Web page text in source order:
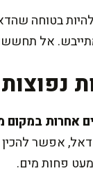
בטוחה
אל
דאל, אפשר
פחות מים.